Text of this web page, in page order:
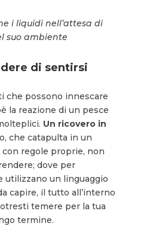
i liquidi nell’attesa di
suo ambiente
di sentirsi
che possono innescare
la reazione di un pesce
Un ricovero in
che catapulta in un
regole proprie, non
dove per
utilizzano un linguaggio
capire, il tutto all’interno
temere per la tua
termine.